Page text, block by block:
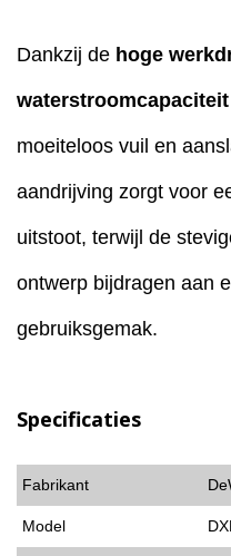
Dankzij de hoge
waterstroomcapaciteit
moeiteloos vuil en
aandrijving zorgt voor
uitstoot, terwijl de
ontwerp bijdragen aan
gebruiksgemak.
Specificaties
Fabrikant
Model